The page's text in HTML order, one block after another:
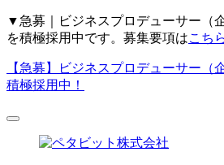
▼ 急募｜ビジネスプロデューサー（
を積極採用中です。募集要項はこち
【急募】
ビジネスプロデューサー（
積極採用中！